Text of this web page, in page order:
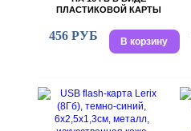
ПЛАСТИКОВОЙ КАРТЫ
МЕХАНИЗМОМ
456 РУБ В корзину